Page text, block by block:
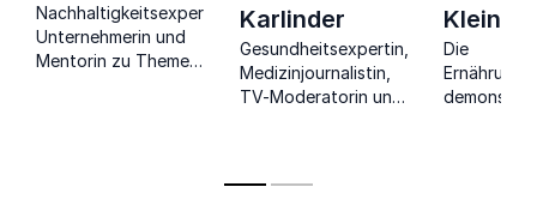
Nachhaltigkeitsexpertin,
Unternehmerin und
Mentorin zu Themen
Karlinder
Gesundheitsexpertin,
Medizinjournalistin,
TV-Moderatorin und
Fitness nahe.
Die